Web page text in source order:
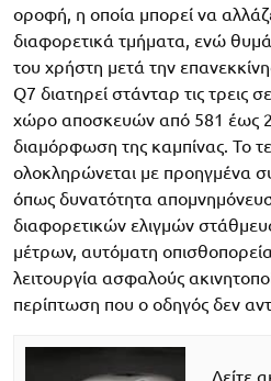
οροφή, η οποία μπορεί να
διαφορετικά τμήματα, ενώ
του χρήστη μετά την
Q7 διατηρεί στάνταρ τις τρεις
χώρο αποσκευών από 581 έως
διαμόρφωση της καμπίνας. Το
ολοκληρώνεται με προηγμένα
όπως δυνατότητα
διαφορετικών ελιγμών
μέτρων, αυτόματη
λειτουργία ασφαλούς
περίπτωση που ο οδηγός δεν
Δείτε